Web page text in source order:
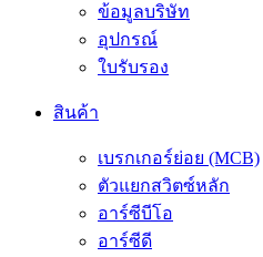
ข้อมูลบริษัท
อุปกรณ์
ใบรับรอง
สินค้า
เบรกเกอร์ย่อย (MCB)
ตัวแยกสวิตซ์หลัก
อาร์ซีบีโอ
อาร์ซีดี